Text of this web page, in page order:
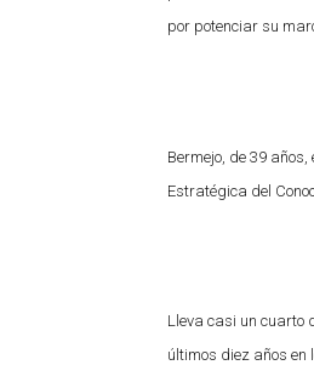
por potenciar su
Bermejo, de 39
Estratégica del
Lleva casi un cuarto
últimos diez años